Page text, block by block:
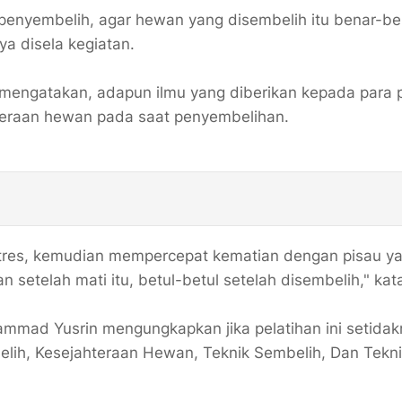
agar hewan yang disembelih itu benar-
disela kegiatan.
adapun ilmu yang diberikan kepada para
hewan pada saat penyembelihan.
kemudian mempercepat kematian dengan pisau
setelah mati itu, betul-betul setelah disembelih,"
Yusrin mengungkapkan jika pelatihan ini
Kesejahteraan Hewan, Teknik Sembelih, Dan